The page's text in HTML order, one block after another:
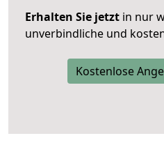
Erhalten Sie jetzt in nur
unverbindliche und
Kostenlose